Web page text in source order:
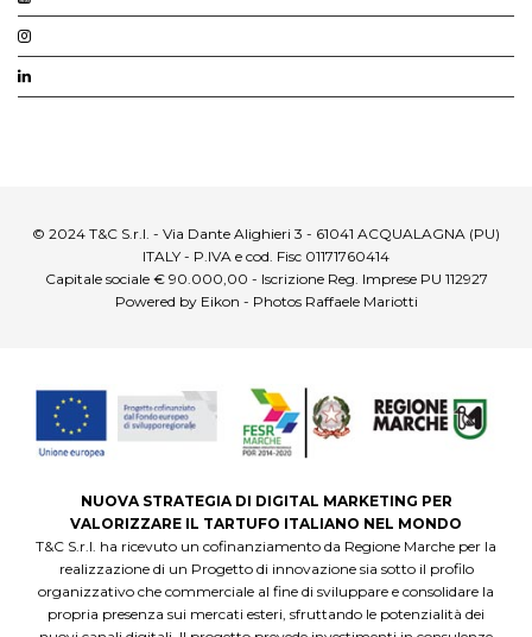
© 2024 T&C S.r.l. - Via Dante Alighieri 3 - 61041 ACQUALAGNA (PU)
ITALY - P.IVA e cod. Fisc 01171760414
Capitale sociale € 90.000,00 - Iscrizione Reg. Imprese PU 112927
Powered by Eikon - Photos Raffaele Mariotti
NUOVA STRATEGIA DI DIGITAL MARKETING PER
VALORIZZARE IL TARTUFO ITALIANO NEL MONDO
T&C S.r.l. ha ricevuto un cofinanziamento da Regione Marche per la
realizzazione di un Progetto di innovazione sia sotto il profilo
organizzativo che commerciale al fine di sviluppare e consolidare la
propria presenza sui mercati esteri, sfruttando le potenzialità dei